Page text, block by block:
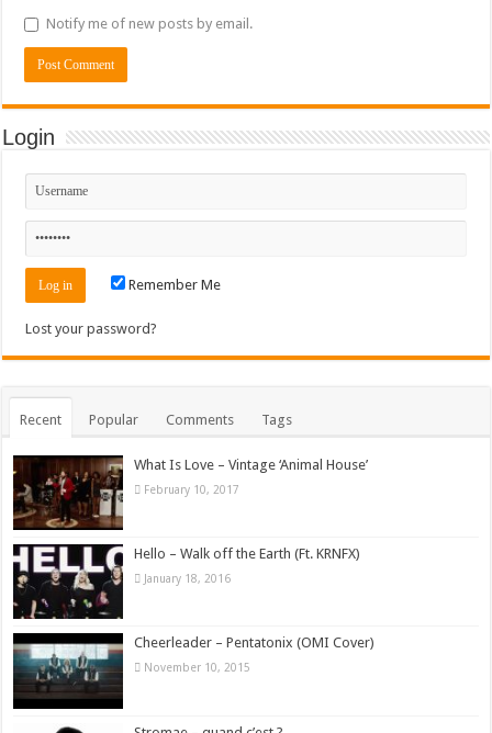
Notify me of new posts by email.
Login
Remember Me
Lost your password?
Recent Popular Comments Tags
What Is Love – Vintage ‘Animal House’
February 10, 2017
Hello – Walk off the Earth (Ft. KRNFX)
January 18, 2016
Cheerleader – Pentatonix (OMI Cover)
November 10, 2015